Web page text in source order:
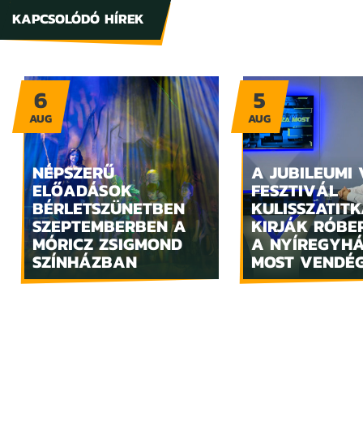
KAPCSOLÓDÓ HÍREK
NÉPSZERŰ
ELŐADÁSOK
BÉRLETSZÜNETBEN
SZEPTEMBERBEN A
MÓRICZ ZSIGMOND
SZÍNHÁZBAN
6
AUG
A JUBILEUMI
FESZTIVÁL
KIRJÁK
A
MOST
5
AUG